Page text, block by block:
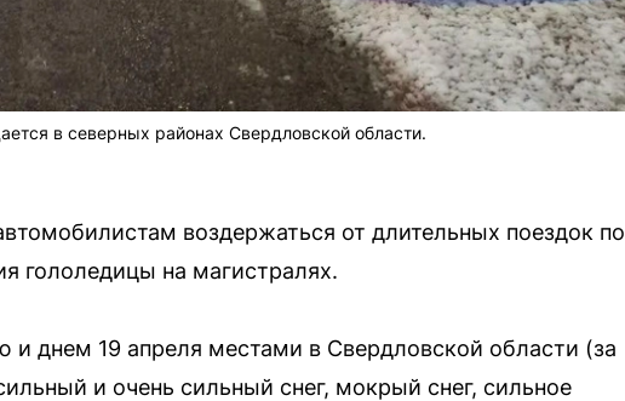
в северных районах Свердловской области.
воздержаться от длительных поездок по
гололедицы на магистралях.
днем 19 апреля местами в Свердловской области (за
и очень сильный снег, мокрый снег, сильное